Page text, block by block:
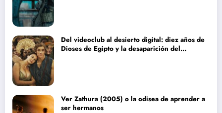
Del videoclub al desierto digital: diez años de
Dioses de Egipto y la desaparición del
Ver Zathura (2005) o la odisea de aprender a
ser hermanos